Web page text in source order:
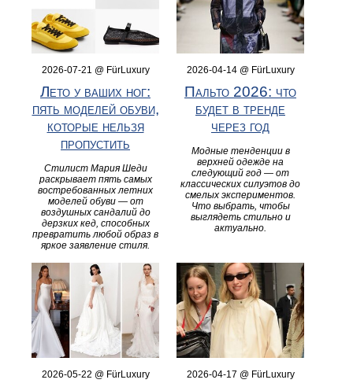
2026-07-21 @ FürLuxury
Лето у ваших ног:
пять моделей обуви,
которые нельзя
пропустить
Стилист Мария Шеди
раскрывает пять самых
востребованных летних
моделей обуви — от
воздушных сандалий до
дерзких кед, способных
превратить любой образ в
яркое заявление стиля.
2026-04-14 @ FürLuxury
Пальто 2026: что
будет в тренде
через год
Модные тенденции в
верхней одежде на
следующий год — от
классических силуэтов до
смелых экспериментов.
Что выбрать, чтобы
выглядеть стильно и
актуально.
2026-05-22 @ FürLuxury 2026-04-17 @ FürLuxury